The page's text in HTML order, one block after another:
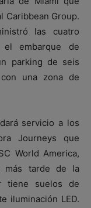
Caribbean Group.
las cuatro
el embarque de
parking de seis
una zona de
servicio a los
Journeys que
World America,
más tarde de la
tiene suelos de
iluminación LED.